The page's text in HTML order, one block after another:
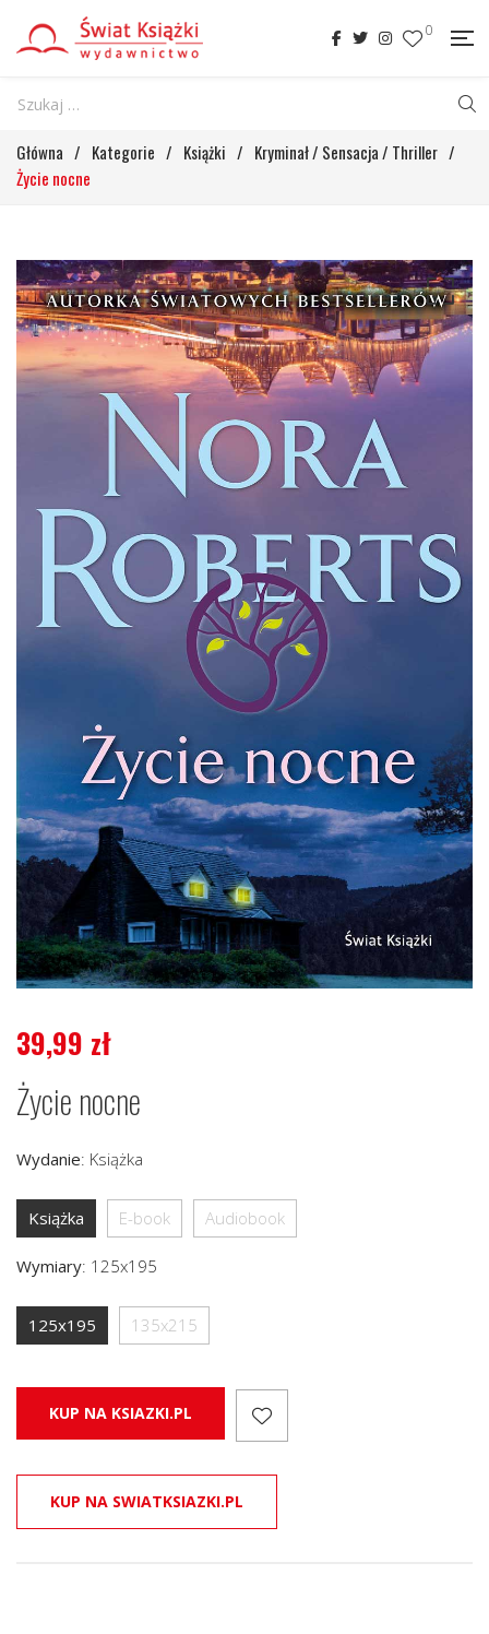
0
Główna / Kategorie / Książki / Kryminał / Sensacja / Thriller /
Życie nocne
39,99 zł
Życie nocne
Wydanie: Książka
Książka E-book Audiobook
Wymiary: 125x195
125x195 135x215
KUP NA KSIAZKI.PL
KUP NA SWIATKSIAZKI.PL